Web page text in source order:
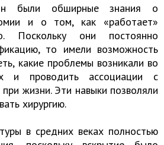
были обширные знания о
и о том, как «работает»
Поскольку они постоянно
то имели возможность
какие проблемы возникали во
и проводить ассоциации с
жизни. Эти навыки позволяли
хирургию.
в средних веках полностью